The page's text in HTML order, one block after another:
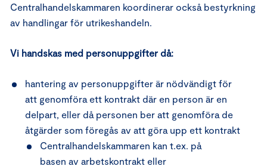
Centralhandelskammaren koordinerar också bestyrkning
av handlingar för utrikeshandeln.
Vi handskas med personuppgifter då:
hantering av personuppgifter är nödvändigt för
att genomföra ett kontrakt där en person är en
delpart, eller då personen ber att genomföra de
åtgärder som föregås av att göra upp ett kontrakt
Centralhandelskammaren kan t.ex. på
basen av arbetskontrakt eller